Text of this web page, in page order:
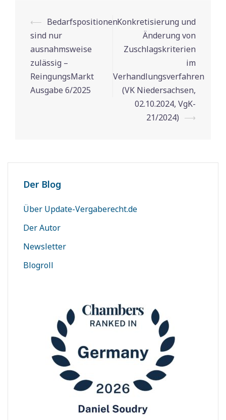
Beitrags-
Navigation
⟵ Bedarfspositionen
sind nur
ausnahmsweise
zulässig –
ReingungsMarkt
Ausgabe 6/2025
Konkretisierung und
Änderung von
Zuschlagskriterien
im
Verhandlungsverfahren
(VK Niedersachsen,
02.10.2024, VgK-
21/2024) ⟶
Der Blog
Über Update-Vergaberecht.de
Der Autor
Newsletter
Blogroll